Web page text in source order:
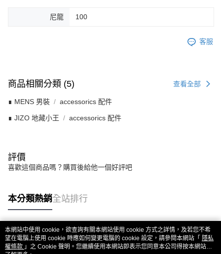
尼龍 100
客服
商品相關分類 (5) 查看全部
∎ MENS 男裝 accessorics 配件
∎ JIZO 地藏小王 accessorics 配件
評價
喜歡這個商品嗎？購買後給他一個好評吧
本分類熱銷全站排行
熱門標籤
本網站中使用 cookie，欲查詢有關本網站使用 cookie 方式之詳情，及若您不希
望在電腦上使用 cookie 時應如何變更電腦的 cookie 設定，請參閱本網站「 隱私
權條款 」之 Cookie 聲明。您繼續使用本網站即表示您同意本公司得按本網站使